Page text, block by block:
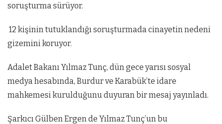
soruşturma sürüyor.
12 kişinin tutuklandığı soruşturmada cinayetin nedeni
gizemini koruyor.
Adalet Bakanı Yılmaz Tunç, dün gece yarısı sosyal
medya hesabında, Burdur ve Karabük’te idare
mahkemesi kurulduğunu duyuran bir mesaj yayınladı.
Şarkıcı Gülben Ergen de Yılmaz Tunç’un bu